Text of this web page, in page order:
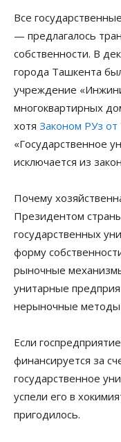
Все
— предлагалось
собственности. В
города Ташкента
учреждение
многоквартирных
хотя Законом РУз от
«Государственное
исключается из
Почему
Президентом
государственных
форму
рыночные
унитарные
нерыночные методы
Если
финансируется за
государственное
успели его в
пригодилось.